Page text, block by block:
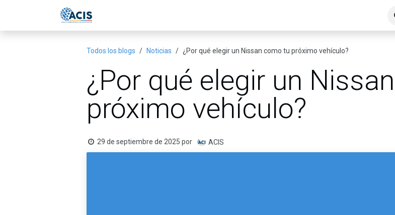
Todos los blogs Noticias ¿Por qué elegir un Nissan como tu próximo vehículo?
¿Por qué elegir un
próximo vehículo?
29 de septiembre de 2025 por ACIS